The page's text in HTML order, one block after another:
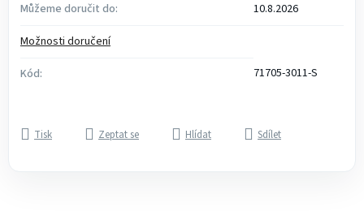
Můžeme doručit do:
10.8.2026
Možnosti doručení
Kód:
71705-3011-S
Tisk Zeptat se Hlídat Sdílet